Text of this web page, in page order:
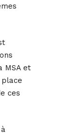
MSA et
ces